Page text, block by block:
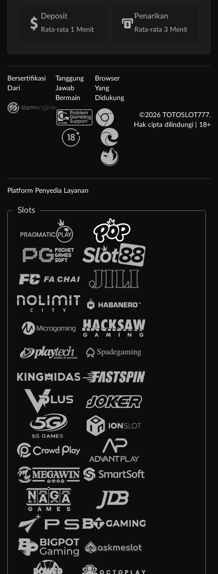
Deposit
Rata-rata 1 Menit
Penarikan
Rata-rata 3 Menit
Bersertifikasi
Dari
Tanggung
Jawab
Bermain
Browser
Yang
Didukung
©2026 TOTOSLOT777.
Hak cipta dilindungi | 18+
Platform Penyedia Layanan
Slots